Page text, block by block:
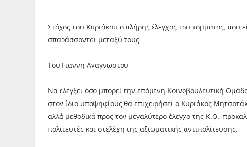
Στόχος του Κυριάκου ο πλήρης έλεγχος του κόμματος, που
σπαράσσονται μεταξύ τους
Του Γιαννη Αναγνωστου
Να ελέγξει όσο μπορεί την επόμενη Κοινοβουλευτική
στον ίδιο υποψηφίους θα επιχειρήσει ο Κυριάκος
αλλά μεθοδικά προς τον μεγαλύτερο έλεγχο της Κ.Ο.,
πολιτευτές και στελέχη της αξιωματικής αντιπολίτευσης.